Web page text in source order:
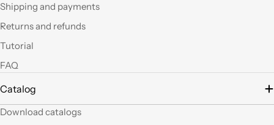
visitare il nuovo
Shipping and payments
Returns and refunds
Tutorial
FAQ
Catalog
Download catalogs